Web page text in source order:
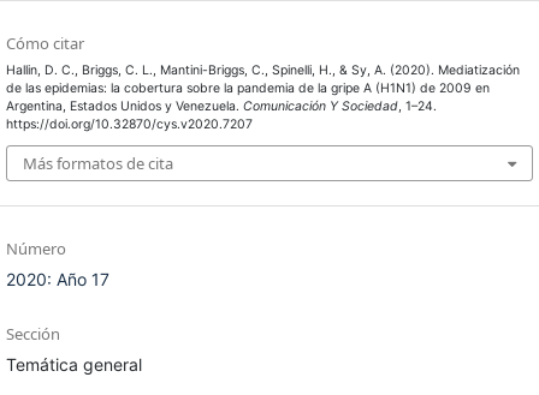
Cómo citar
Hallin, D. C., Briggs, C. L., Mantini-Briggs, C., Spinelli, H., & Sy, A. (2020). Mediatización
de las epidemias: la cobertura sobre la pandemia de la gripe A (H1N1) de 2009 en
Argentina, Estados Unidos y Venezuela. Comunicación Y Sociedad, 1–24.
https://doi.org/10.32870/cys.v2020.7207
Más formatos de cita
Número
2020: Año 17
Sección
Temática general